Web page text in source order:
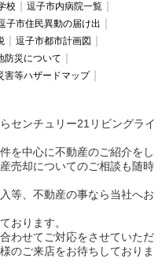
校
逗子市内病院一覧
子市住民異動の届け出
逗子市都市計画図
防災について
害等ハザードマップ
センチュリー21リビングライ
を中心に不動産のご紹介をし
売却についてのご相談も随時
等、不動産の事なら当社へお
おります。
わせてご対応をさせていただ
のご来店をお待ちしておりま